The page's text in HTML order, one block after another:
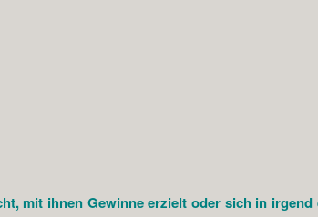
mit ihnen Gewinne erzielt oder sich in